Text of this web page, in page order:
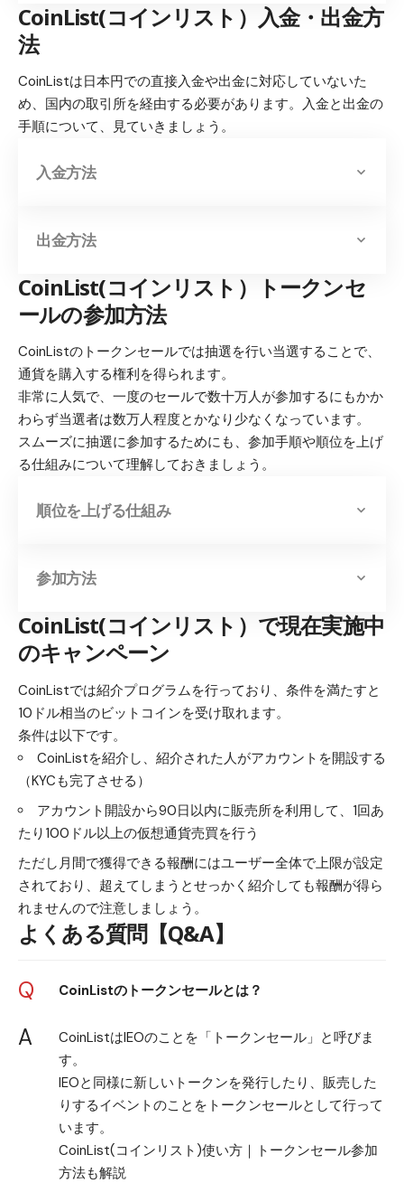
CoinList(コインリスト）入金・出金方
法
CoinListは日本円での直接入金や出金に対応していないた
め、国内の取引所を経由する必要があります。入金と出金の
手順について、見ていきましょう。
入金方法
出金方法
CoinList(コインリスト）トークンセ
ールの参加方法
CoinListのトークンセールでは抽選を行い当選することで、
通貨を購入する権利を得られます。
非常に人気で、一度のセールで数十万人が参加するにもかか
わらず当選者は数万人程度とかなり少なくなっています。
スムーズに抽選に参加するためにも、参加手順や順位を上げ
る仕組みについて理解しておきましょう。
順位を上げる仕組み
参加方法
CoinList(コインリスト）で現在実施中
のキャンペーン
CoinListでは紹介プログラムを行っており、条件を満たすと
10ドル相当のビットコインを受け取れます。
条件は以下です。
CoinListを紹介し、紹介された人がアカウントを開設する
（KYCも完了させる）
アカウント開設から90日以内に販売所を利用して、1回あ
たり100ドル以上の仮想通貨売買を行う
ただし月間で獲得できる報酬にはユーザー全体で上限が設定
されており、超えてしまうとせっかく紹介しても報酬が得ら
れませんので注意しましょう。
よくある質問【Q&A】
Q CoinListのトークンセールとは？
A
CoinListはIEOのことを「トークンセール」と呼びま
す。
IEOと同様に新しいトークンを発行したり、販売した
りするイベントのことをトークンセールとして行って
います。
CoinList(コインリスト)使い方｜トークンセール参加
方法も解説